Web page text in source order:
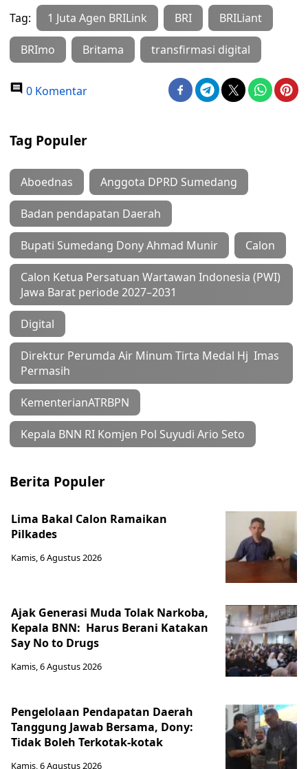
Tag: 1 Juta Agen BRILink BRI BRILiant
BRImo Britama transfirmasi digital
0 Komentar
Tag Populer
Aboednas Anggota DPRD Sumedang
Badan pendapatan Daerah
Bupati Sumedang Dony Ahmad Munir Calon
Calon Ketua Persatuan Wartawan Indonesia (PWI)
Jawa Barat periode 2027–2031
Digital
Direktur Perumda Air Minum Tirta Medal Hj Imas
Permasih
KementerianATRBPN
Kepala BNN RI Komjen Pol Suyudi Ario Seto
Berita Populer
Lima Bakal Calon Ramaikan
Pilkades
Kamis, 6 Agustus 2026
Ajak Generasi Muda Tolak Narkoba,
Kepala BNN: Harus Berani Katakan
Say No to Drugs
Kamis, 6 Agustus 2026
Pengelolaan Pendapatan Daerah
Tanggung Jawab Bersama, Dony:
Tidak Boleh Terkotak-kotak
Kamis, 6 Agustus 2026